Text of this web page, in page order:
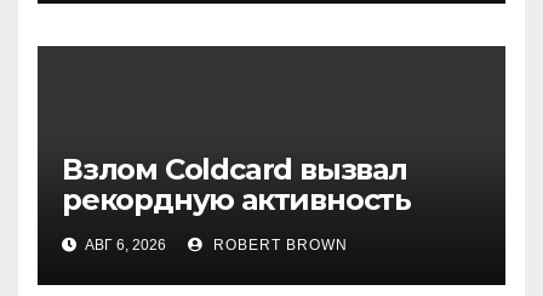
Взлом Coldcard вызвал
рекордную активность
держателей биткоина
АВГ 6, 2026 ROBERT BROWN